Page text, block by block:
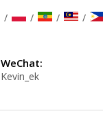
/ / / /
WeChat:
Kevin_ek